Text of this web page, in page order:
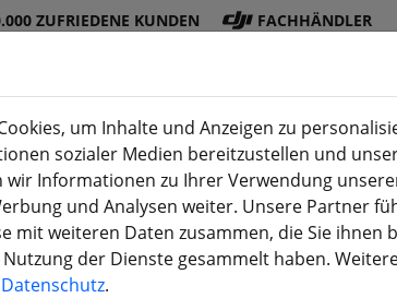
ZUFRIEDENE KUNDEN FACHHÄNDLER
Akku
s
Propelle
r
Zubehö
r
3D
um Inhalte und Anzeigen zu
sozialer Medien bereitzustellen und
Informationen zu Ihrer Verwendung
und Analysen weiter. Unsere Partner
mit weiteren Daten zusammen, die Sie ihnen
der Dienste gesammelt haben.
Datenschutz.